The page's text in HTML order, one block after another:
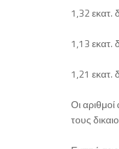
1,32 εκατ.
1,13 εκατ.
1,21 εκατ.
Οι
τους